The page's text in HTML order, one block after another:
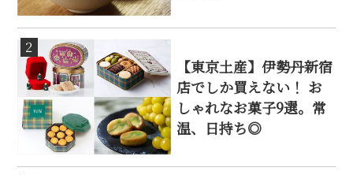
2
【東京土産】伊勢丹新宿
店でしか買えない！ お
しゃれなお菓子9選。常
温、日持ち◎